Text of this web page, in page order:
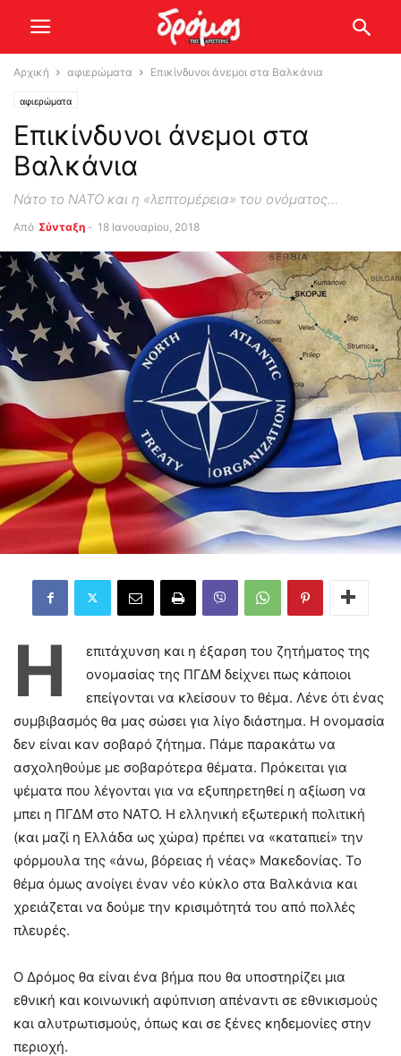
Αρχική αφιερώματα Επικίνδυνοι άνεμοι στα Βαλκάνια
αφιερώματα
Επικίνδυνοι άνεμοι στα
Βαλκάνια
Νάτο το ΝΑΤΟ και η «λεπτομέρεια» του ονόματος…
Από Σύνταξη - 18 Ιανουαρίου, 2018
Η
επιτάχυνση και η έξαρση του ζητήματος της
ονομασίας της ΠΓΔΜ δείχνει πως κάποιοι
επείγονται να κλείσουν το θέμα. Λένε ότι ένας
συμβιβασμός θα μας σώσει για λίγο διάστημα. Η ονομασία
δεν είναι καν σοβαρό ζήτημα. Πάμε παρακάτω να
ασχοληθούμε με σοβαρότερα θέματα. Πρόκειται για
ψέματα που λέγονται για να εξυπηρετηθεί η αξίωση να
μπει η ΠΓΔΜ στο ΝΑΤΟ. Η ελληνική εξωτερική πολιτική
(και μαζί η Ελλάδα ως χώρα) πρέπει να «καταπιεί» την
φόρμουλα της «άνω, βόρειας ή νέας» Μακεδονίας. Το
θέμα όμως ανοίγει έναν νέο κύκλο στα Βαλκάνια και
χρειάζεται να δούμε την κρισιμότητά του από πολλές
πλευρές.
Ο Δρόμος θα είναι ένα βήμα που θα υποστηρίζει μια
εθνική και κοινωνική αφύπνιση απέναντι σε εθνικισμούς
και αλυτρωτισμούς, όπως και σε ξένες κηδεμονίες στην
περιοχή.